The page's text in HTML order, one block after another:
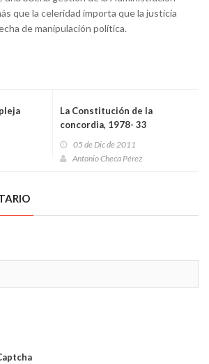
que la celeridad importa que la justicia
de manipulación política.
La Constitución de la
concordia, 1978- 33
Aniversario
05 de Dic de 2011
Antonio Checa Pérez